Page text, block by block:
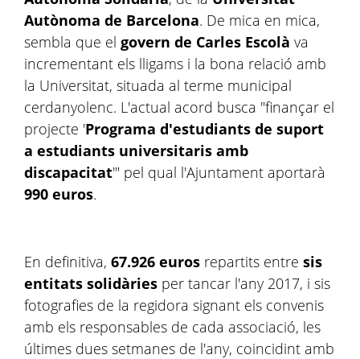
Autònoma de Barcelona. De mica en mica,
sembla que el govern de Carles Escolà va
incrementant els lligams i la bona relació amb
la Universitat, situada al terme municipal
cerdanyolenc. L'actual acord busca "finançar el
projecte 'Programa d'estudiants de suport
a estudiants universitaris amb
discapacitat'" pel qual l'Ajuntament aportarà
990 euros.
En definitiva, 67.926 euros repartits entre sis
entitats solidàries per tancar l'any 2017, i sis
fotografies de la regidora signant els convenis
amb els responsables de cada associació, les
últimes dues setmanes de l'any, coincidint amb